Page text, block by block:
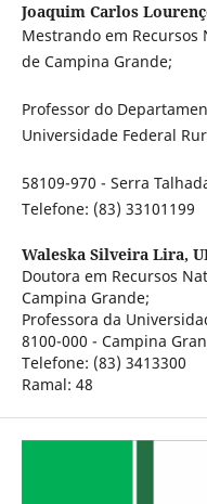
Joaquim Carlos
Mestrando em
de Campina Grande;
Professor do
Universidade Federal
58109-970 - Serra
Telefone: (83) 33101199
Waleska Silveira Lira,
Doutora em Recursos
Campina Grande;
Professora da
8100-000 - Campina
Telefone: (83) 3413300
Ramal: 48